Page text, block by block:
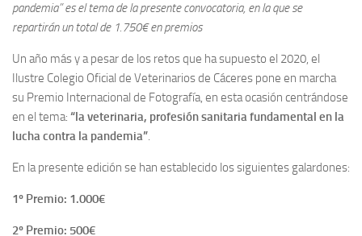
pandemia” es el tema de la presente convocatoria, en la que se
repartirán un total de 1.750€ en premios
Un año más y a pesar de los retos que ha supuesto el 2020, el
Ilustre Colegio Oficial de Veterinarios de Cáceres pone en marcha
su Premio Internacional de Fotografía, en esta ocasión centrándose
en el tema: “la veterinaria, profesión sanitaria fundamental en la
lucha contra la pandemia”
En la presente edición se han establecido los siguientes galardones:
1º Premio: 1.000€
2º Premio: 500€